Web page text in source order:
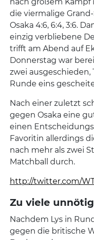
die viermalige
Osaka 4:6, 6:4, 3:6.
einzig verbliebene
trifft am Abend auf
Donnerstag war
zwei ausgeschieden,
Runde eins
Nach einer zuletzt
gegen Osaka eine
einen
Favoritin allerdings
nach mehr als zwei
Matchball durch.
http://twitter.com/
Zu viele
Nachdem Lys in
gegen die britische